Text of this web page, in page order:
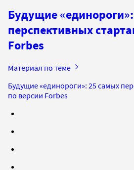
Будущие
перспективных
Forbes
Материал по теме
Будущие «единороги»: 25 самых
по версии Forbes